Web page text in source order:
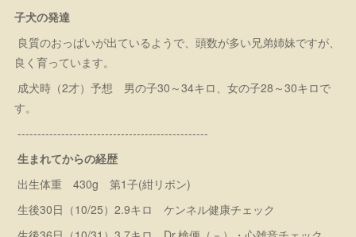
子犬の発達
良質のおっぱいが出ているようで、頭数が多い兄弟姉妹ですが、
良く育っています。
成犬時（2才）予想 男の子30～34キロ、女の子28～30キロで
す。
------------------------------------------------
生まれてからの経歴
出生体重 430g 第1子(紺リボン)
生後30日（10/25）2.9キロ ケンネル健康チェック